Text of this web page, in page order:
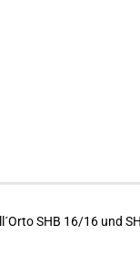
SHB 16/16 und